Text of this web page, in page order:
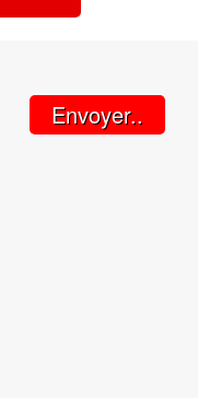
Envoyer..